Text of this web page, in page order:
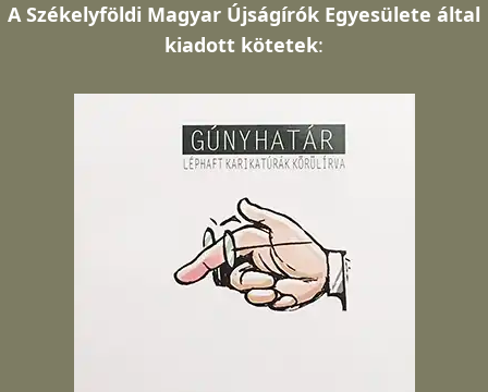
A Székelyföldi Magyar Újságírók Egyesülete által
kiadott kötetek: